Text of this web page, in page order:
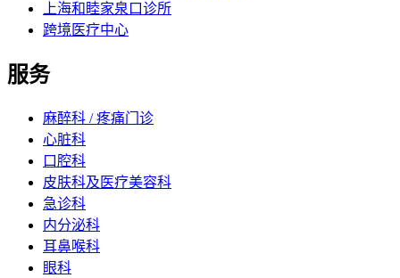
上海和睦家泉口诊所
跨境医疗中心
服务
麻醉科 / 疼痛门诊
心脏科
口腔科
皮肤科及医疗美容科
急诊科
内分泌科
耳鼻喉科
眼科